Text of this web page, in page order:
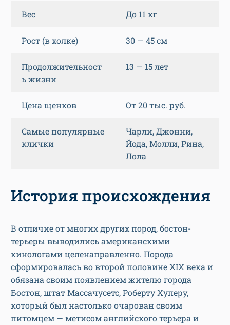
Вес До 11 кг
Рост (в холке) 30 — 45 см
Продолжительност
ь жизни
13 — 15 лет
Цена щенков От 20 тыс. руб.
Самые популярные
клички
Чарли, Джонни,
Йода, Молли, Рина,
Лола
История происхождения
В отличие от многих других пород, бостон-
терьеры выводились американскими
кинологами целенаправленно. Порода
сформировалась во второй половине XIX века и
обязана своим появлением жителю города
Бостон, штат Массачусетс, Роберту Хуперу,
который был настолько очарован своим
питомцем — метисом английского терьера и